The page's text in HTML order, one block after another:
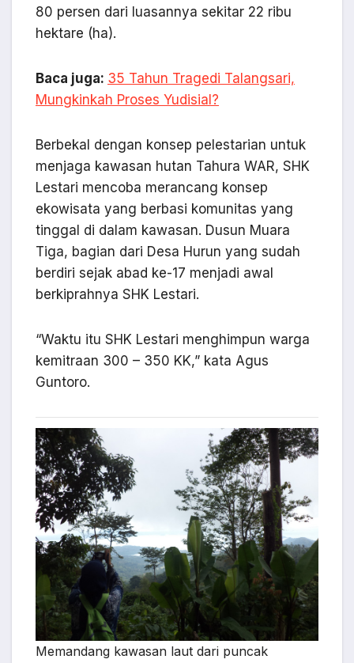
80 persen dari luasannya sekitar 22 ribu
hektare (ha).
Baca juga: 35 Tahun Tragedi Talangsari,
Mungkinkah Proses Yudisial?
Berbekal dengan konsep pelestarian untuk
menjaga kawasan hutan Tahura WAR, SHK
Lestari mencoba merancang konsep
ekowisata yang berbasi komunitas yang
tinggal di dalam kawasan. Dusun Muara
Tiga, bagian dari Desa Hurun yang sudah
berdiri sejak abad ke-17 menjadi awal
berkiprahnya SHK Lestari.
“Waktu itu SHK Lestari menghimpun warga
kemitraan 300 – 350 KK,” kata Agus
Guntoro.
Memandang kawasan laut dari puncak